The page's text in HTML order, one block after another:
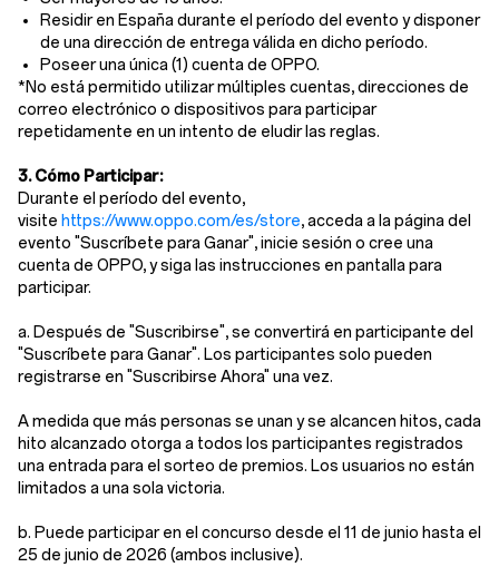
Residir en España durante el período del evento y disponer
de una dirección de entrega válida en dicho período.
Poseer una única (1) cuenta de OPPO.
*No está permitido utilizar múltiples cuentas, direcciones de
correo electrónico o dispositivos para participar
repetidamente en un intento de eludir las reglas.
3. Cómo Participar:
Durante el período del evento,
visite https://www.oppo.com/es/store, acceda a la página del
evento "Suscríbete para Ganar", inicie sesión o cree una
cuenta de OPPO, y siga las instrucciones en pantalla para
participar.
a. Después de "Suscribirse", se convertirá en participante del
"Suscríbete para Ganar". Los participantes solo pueden
registrarse en "Suscribirse Ahora" una vez.
A medida que más personas se unan y se alcancen hitos, cada
hito alcanzado otorga a todos los participantes registrados
una entrada para el sorteo de premios. Los usuarios no están
limitados a una sola victoria.
b. Puede participar en el concurso desde el 11 de junio hasta el
25 de junio de 2026 (ambos inclusive).